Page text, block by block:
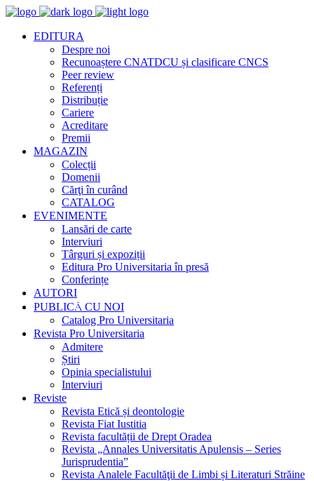
EDITURA
Despre noi
Recunoaștere CNATDCU și clasificare CNCS
Peer review
Referenți
Distribuție
Cariere
Acreditare
Premii
MAGAZIN
Colecții
Domenii
Cărţi în curând
CATALOG
EVENIMENTE
Lansări de carte
Interviuri
Târguri și expoziții
Editura Pro Universitaria în presă
Conferințe
AUTORI
PUBLICĂ CU NOI
Catalog Pro Universitaria
Revista Pro Universitaria
Admitere
Știri
Opinia specialistului
Interviuri
Reviste
Revista Etică și deontologie
Revista Fiat Iustitia
Revista facultății de Drept Oradea
Revista „Annales Universitatis Apulensis – Series
Jurisprudentia”
Revista Analele Facultăţii de Limbi și Literaturi Străine